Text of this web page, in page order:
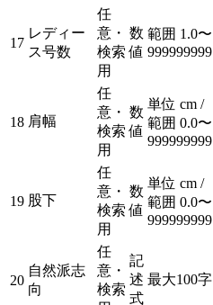
17
レディー
ス号数
任
意・
検索
用
数
値
範囲 1.0〜
999999999
18 肩幅
任
意・
検索
用
数
値
単位 cm /
範囲 0.0〜
999999999
19 股下
任
意・
検索
用
数
値
単位 cm /
範囲 0.0〜
999999999
20
自然派志
向
任
意・
検索
記
述
式
最大100字